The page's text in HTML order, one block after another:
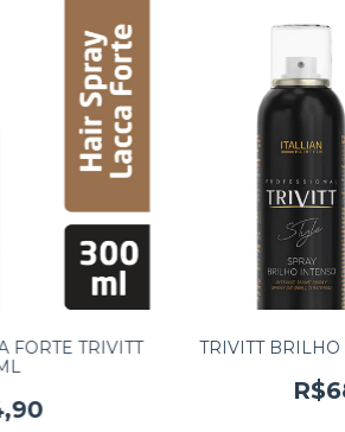
FORTE TRIVITT
TRIVITT